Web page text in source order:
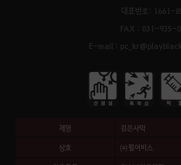
대표번호: 1661-
FAX : 031-935-
E-mail :
제명 검은사막
상호 ㈜펄어비스